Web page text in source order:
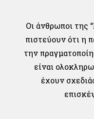
Οι άνθρωποι της
πιστεύουν ότι η
την
είναι
έχουν